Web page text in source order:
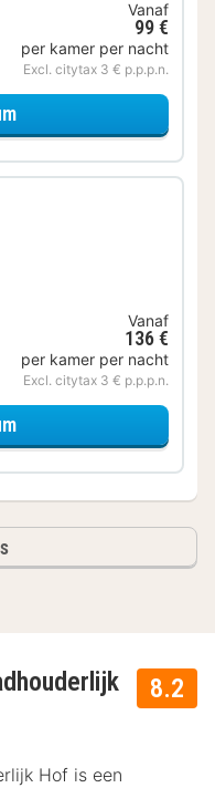
Vanaf
99 €
per kamer per nacht
Excl. citytax 3 € p.p.p.n.
voor Comfort
Vanaf
136 €
per kamer per nacht
Excl. citytax 3 € p.p.p.n.
voor Comfort
8.2
Hof is een